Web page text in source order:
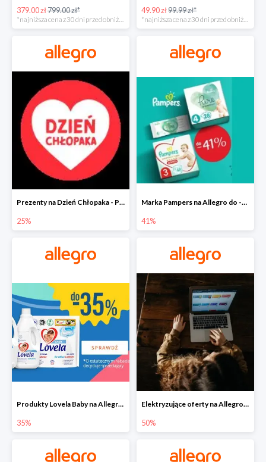
379.00 zł799.00 zł* 49.90 zł99.99 zł*
Prezenty na Dzień Chłopaka - Produkty SOXO do -25%
25%
Marka Pampers na Allegro do -41%
41%
Produkty Lovela Baby na Allegro do -35%
35%
Elektryzujące oferty na Allegro do -50%
50%